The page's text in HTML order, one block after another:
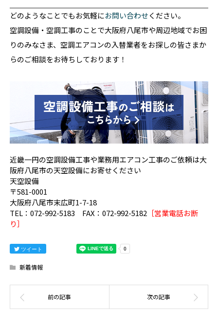
どのようなことでもお気軽にお問い合わせください。
空調設備・空調工事のことで大阪府八尾市や周辺地域でお困
りのみなさま、空調エアコンの入替業者をお探しの皆さまか
らのご相談をお待ちしております！
近畿一円の空調設備工事や業務用エアコン工事のご依頼は大
阪府八尾市の天空設備にお寄せください
天空設備
〒581-0001
大阪府八尾市末広町1-7-18
TEL：072-992-5183 FAX：072-992-5182 ［営業電話お断
り］
ツイート
新着情報